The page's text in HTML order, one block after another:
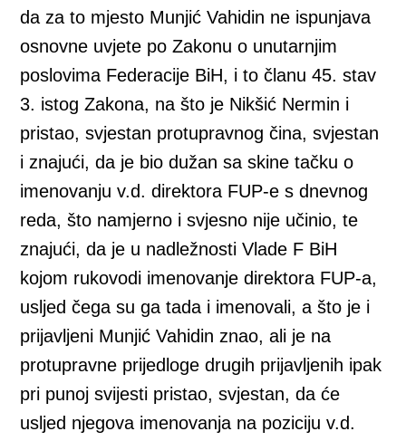
da za to mjesto Munjić Vahidin ne ispunjava
osnovne uvjete po Zakonu o unutarnjim
poslovima Federacije BiH, i to članu 45. stav
3. istog Zakona, na što je Nikšić Nermin i
pristao, svjestan protupravnog čina, svjestan
i znajući, da je bio dužan sa skine tačku o
imenovanju v.d. direktora FUP-e s dnevnog
reda, što namjerno i svjesno nije učinio, te
znajući, da je u nadležnosti Vlade F BiH
kojom rukovodi imenovanje direktora FUP-a,
usljed čega su ga tada i imenovali, a što je i
prijavljeni Munjić Vahidin znao, ali je na
protupravne prijedloge drugih prijavljenih ipak
pri punoj svijesti pristao, svjestan, da će
usljed njegova imenovanja na poziciju v.d.